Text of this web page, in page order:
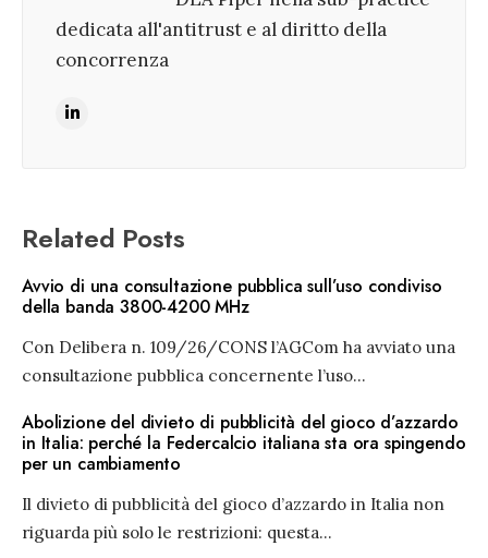
dedicata all'antitrust e al diritto della
concorrenza
Related Posts
Avvio di una consultazione pubblica sull’uso condiviso
della banda 3800-4200 MHz
Con Delibera n. 109/26/CONS l’AGCom ha avviato una
consultazione pubblica concernente l’uso...
Abolizione del divieto di pubblicità del gioco d’azzardo
in Italia: perché la Federcalcio italiana sta ora spingendo
per un cambiamento
Il divieto di pubblicità del gioco d’azzardo in Italia non
riguarda più solo le restrizioni: questa...